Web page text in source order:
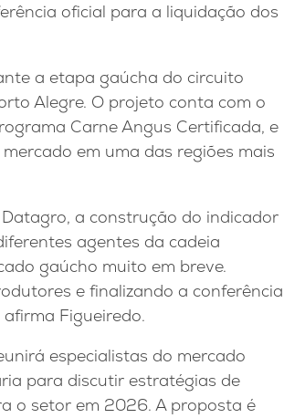
oficial para a liquidação dos
a etapa gaúcha do circuito
Alegre. O projeto conta com o
Carne Angus Certificada, e
em uma das regiões mais
a construção do indicador
agentes da cadeia
gaúcho muito em breve.
e finalizando a conferência
Figueiredo.
especialistas do mercado
para discutir estratégias de
o setor em 2026. A proposta é